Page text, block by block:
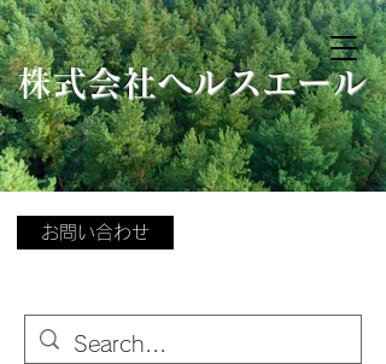
​株式会社ヘルスエール
お問い合わせ